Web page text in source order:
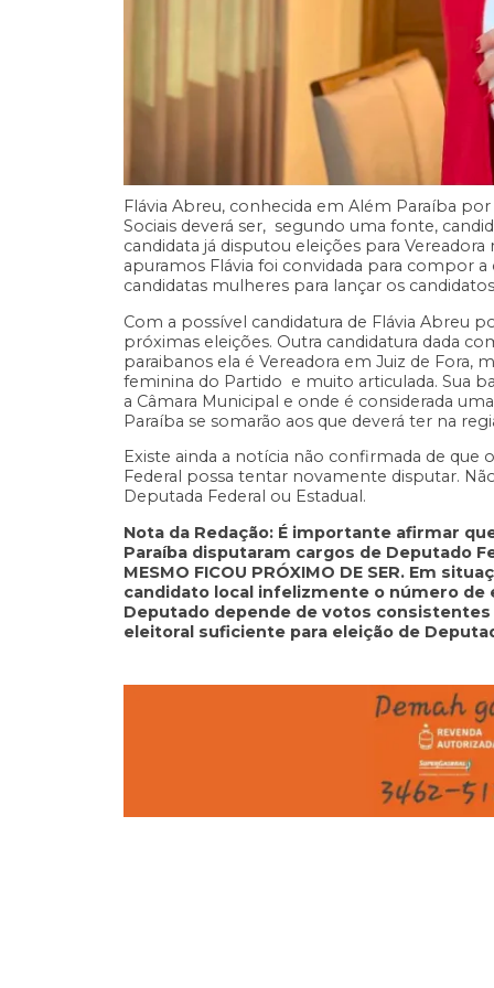
Flávia Abreu, conhecida em Além Paraíba
Sociais deverá ser, segundo uma fonte,
candidata já disputou eleições para
apuramos Flávia foi convidada para compor
candidatas mulheres para lançar os
Com a possível candidatura de Flávia Abreu
próximas eleições. Outra candidatura dada
paraibanos ela é Vereadora em Juiz de Fora,
feminina do Partido e muito articulada. Sua
a Câmara Municipal e onde é considerada
Paraíba se somarão aos que deverá ter na
Existe ainda a notícia não confirmada de
Federal possa tentar novamente disputar.
Deputada Federal ou Estadual.
Nota da Redação: É importante afirmar
Paraíba disputaram cargos de Deputado
MESMO FICOU PRÓXIMO DE SER. Em
candidato local infelizmente o número de
Deputado depende de votos
eleitoral suficiente para eleição de